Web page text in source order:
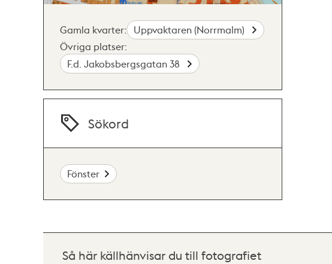
Gamla kvarter:
Uppvaktaren (Norrmalm)
Övriga platser:
F.d. Jakobsbergsgatan 38
Sökord
Fönster
Så här källhänvisar du till fotografiet